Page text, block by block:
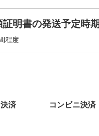
明書の発送予定時期
程度
済 コンビニ決済